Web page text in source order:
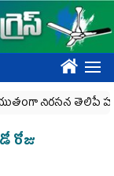
????
నిరసన తెలిపే
రోజు